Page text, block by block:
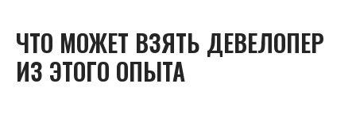
ЧТО МОЖЕТ ВЗЯТЬ ДЕВЕЛОПЕР
ИЗ ЭТОГО ОПЫТА